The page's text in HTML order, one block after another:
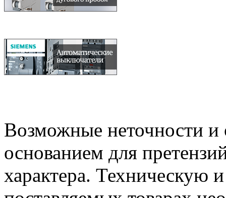
Возможные неточности и
основанием для
характера.